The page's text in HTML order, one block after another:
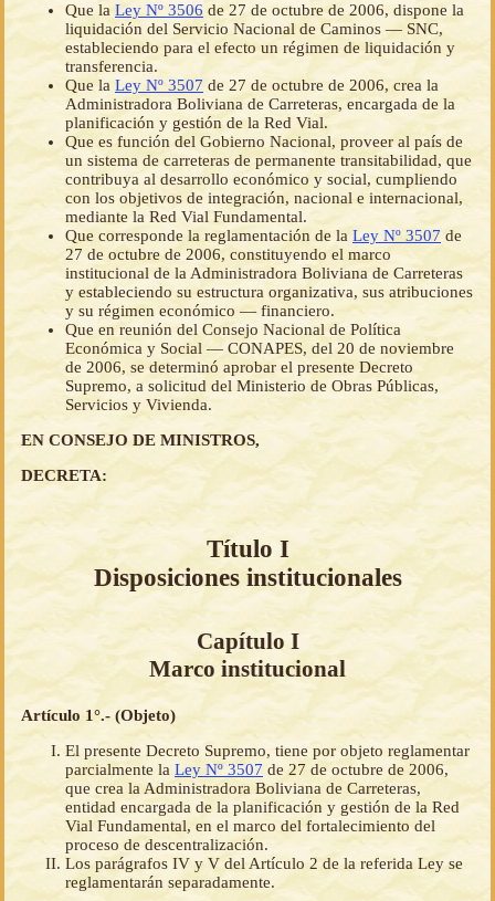
Que la Ley Nº 3506 de 27 de octubre de 2006, dispone la
liquidación del Servicio Nacional de Caminos — SNC,
estableciendo para el efecto un régimen de liquidación y
transferencia.
Que la Ley Nº 3507 de 27 de octubre de 2006, crea la
Administradora Boliviana de Carreteras, encargada de la
planificación y gestión de la Red Vial.
Que es función del Gobierno Nacional, proveer al país de
un sistema de carreteras de permanente transitabilidad, que
contribuya al desarrollo económico y social, cumpliendo
con los objetivos de integración, nacional e internacional,
mediante la Red Vial Fundamental.
Que corresponde la reglamentación de la Ley Nº 3507 de
27 de octubre de 2006, constituyendo el marco
institucional de la Administradora Boliviana de Carreteras
y estableciendo su estructura organizativa, sus atribuciones
y su régimen económico — financiero.
Que en reunión del Consejo Nacional de Política
Económica y Social — CONAPES, del 20 de noviembre
de 2006, se determinó aprobar el presente Decreto
Supremo, a solicitud del Ministerio de Obras Públicas,
Servicios y Vivienda.
EN CONSEJO DE MINISTROS,
DECRETA:
Título I
Disposiciones institucionales
Capítulo I
Marco institucional
Artículo 1°.- (Objeto)
El presente Decreto Supremo, tiene por objeto reglamentar
parcialmente la Ley Nº 3507 de 27 de octubre de 2006,
que crea la Administradora Boliviana de Carreteras,
entidad encargada de la planificación y gestión de la Red
Vial Fundamental, en el marco del fortalecimiento del
proceso de descentralización.
Los parágrafos IV y V del Artículo 2 de la referida Ley se
reglamentarán separadamente.